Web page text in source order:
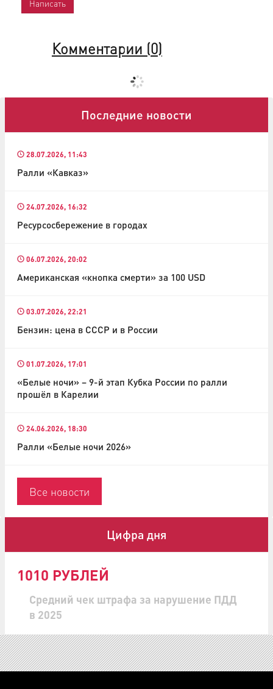
Комментарии (0)
Последние новости
28.07.2026, 11:43
Ралли «Кавказ»
24.07.2026, 16:32
Ресурсосбережение в городах
06.07.2026, 20:02
Американская «кнопка смерти» за 100 USD
03.07.2026, 22:21
Бензин: цена в СССР и в России
01.07.2026, 17:01
«Белые ночи» – 9-й этап Кубка России по ралли
прошёл в Карелии
24.06.2026, 18:30
Ралли «Белые ночи 2026»
Все новости
Цифра дня
1010 РУБЛЕЙ
Средний чек штрафа за нарушение ПДД
в 2025